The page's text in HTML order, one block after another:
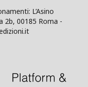
L’Asino
2b, 00185 Roma -